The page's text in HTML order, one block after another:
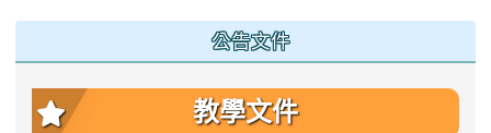
公告文件
教學文件